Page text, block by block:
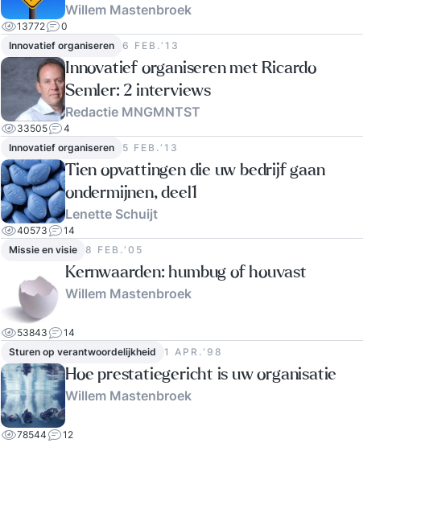
Willem Mastenbroek
13772
0
Innovatief organiseren
6 FEB.‘13
Innovatief organiseren met Ricardo
Semler: 2 interviews
Redactie MNGMNTST
33505
4
Innovatief organiseren
5 FEB.‘13
Tien opvattingen die uw bedrijf gaan
ondermijnen, deel1
Lenette Schuijt
40573
14
Missie en visie
8 FEB.‘05
Kernwaarden: humbug of houvast
Willem Mastenbroek
53843
14
Sturen op verantwoordelijkheid
1 APR.‘98
Hoe prestatiegericht is uw organisatie
Willem Mastenbroek
78544 12